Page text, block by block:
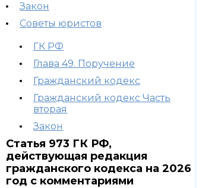
Закон
Советы юристов
ГК РФ
Глава 49. Поручение
Гражданский кодекс
Гражданский кодекс Часть
вторая
Закон
Статья 973 ГК РФ,
действующая редакция
гражданского кодекса на 2026
год с комментариями